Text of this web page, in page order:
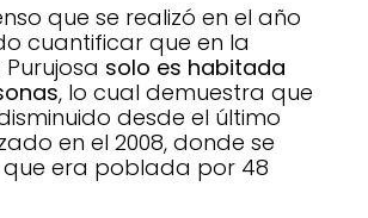
que se realizó en el año
cuantificar que en la
solo es habitada
, lo cual demuestra que
desde el último
en el 2008, donde se
era poblada por 48